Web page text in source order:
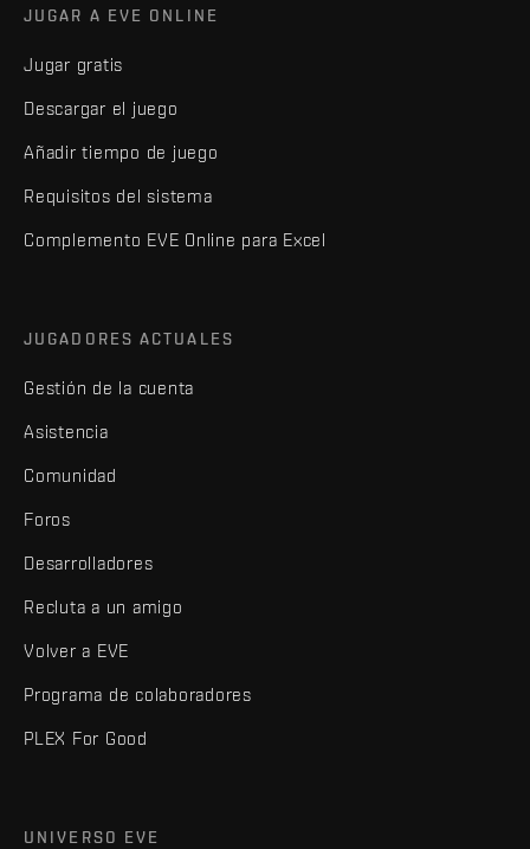
JUGAR A EVE ONLINE
Jugar gratis
Descargar el juego
Añadir tiempo de juego
Requisitos del sistema
Complemento EVE Online para Excel
JUGADORES ACTUALES
Gestión de la cuenta
Asistencia
Comunidad
Foros
Desarrolladores
Recluta a un amigo
Volver a EVE
Programa de colaboradores
PLEX For Good
UNIVERSO EVE